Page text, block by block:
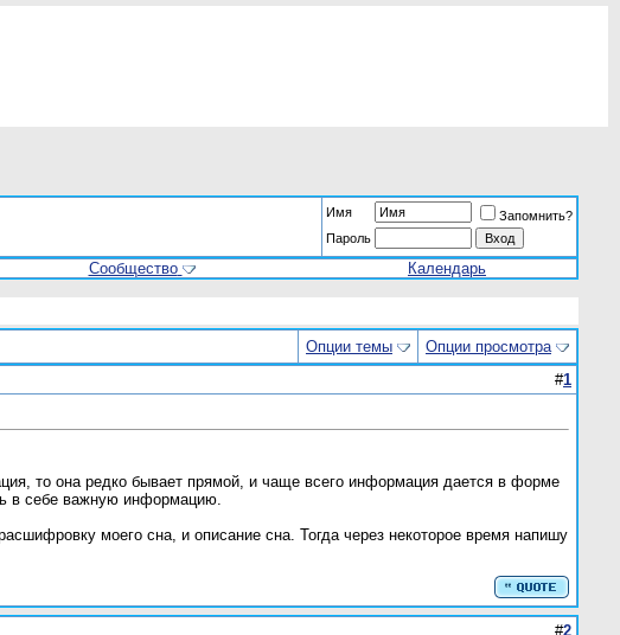
Имя
Запомнить?
Пароль
Сообщество Календарь
Опции темы
Опции просмотра
#1
то она редко бывает прямой, и чаще всего информация дается в форме
в себе важную информацию.
моего сна, и описание сна. Тогда через некоторое время напишу
#2